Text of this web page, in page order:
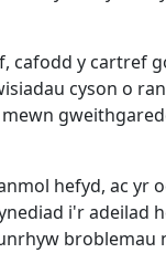
cafodd y cartref
cyson o
hefyd, ac
i'r adeilad
broblemau